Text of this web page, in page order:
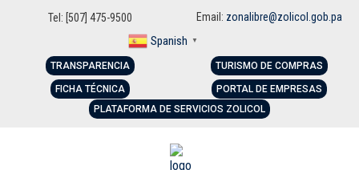
Tel: [507] 475-9500 Email: zonalibre@zolicol.gob.pa
Spanish ▼
TRANSPARENCIA
FICHA TÉCNICA
TURISMO DE COMPRAS
PORTAL DE EMPRESAS
PLATAFORMA DE SERVICIOS ZOLICOL